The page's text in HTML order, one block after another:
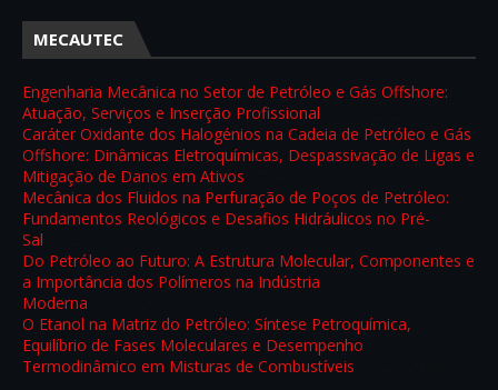
MECAUTEC
Engenharia Mecânica no Setor de Petróleo e Gás Offshore:
Atuação, Serviços e Inserção Profissional
Caráter Oxidante dos Halogénios na Cadeia de Petróleo e Gás
Offshore: Dinâmicas Eletroquímicas, Despassivação de Ligas e
Mitigação de Danos em Ativos
Mecânica dos Fluidos na Perfuração de Poços de Petróleo:
Fundamentos Reológicos e Desafios Hidráulicos no Pré-
Sal
Do Petróleo ao Futuro: A Estrutura Molecular, Componentes e
a Importância dos Polímeros na Indústria
Moderna
O Etanol na Matriz do Petróleo: Síntese Petroquímica,
Equilíbrio de Fases Moleculares e Desempenho
Termodinâmico em Misturas de Combustíveis